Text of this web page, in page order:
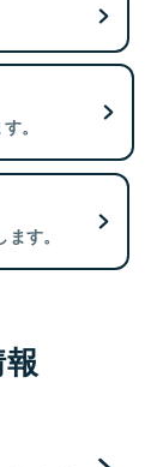
。
す。